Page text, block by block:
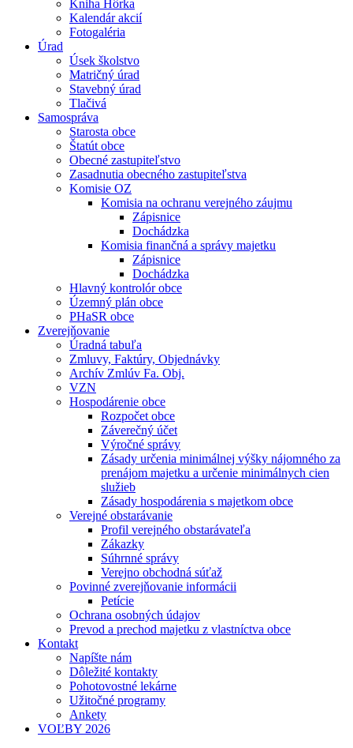
Kniha Hôrka
Kalendár akcií
Fotogaléria
Úrad
Úsek školstvo
Matričný úrad
Stavebný úrad
Tlačivá
Samospráva
Starosta obce
Štatút obce
Obecné zastupiteľstvo
Zasadnutia obecného zastupiteľstva
Komisie OZ
Komisia na ochranu verejného záujmu
Zápisnice
Dochádzka
Komisia finančná a správy majetku
Zápisnice
Dochádzka
Hlavný kontrolór obce
Územný plán obce
PHaSR obce
Zverejňovanie
Úradná tabuľa
Zmluvy, Faktúry, Objednávky
Archív Zmlúv Fa. Obj.
VZN
Hospodárenie obce
Rozpočet obce
Záverečný účet
Výročné správy
Zásady určenia minimálnej výšky nájomného za
prenájom majetku a určenie minimálnych cien
služieb
Zásady hospodárenia s majetkom obce
Verejné obstarávanie
Profil verejného obstarávateľa
Zákazky
Súhrnné správy
Verejno obchodná súťaž
Povinné zverejňovanie informácii
Petície
Ochrana osobných údajov
Prevod a prechod majetku z vlastníctva obce
Kontakt
Napíšte nám
Dôležité kontakty
Pohotovostné lekárne
Užitočné programy
Ankety
VOĽBY 2026